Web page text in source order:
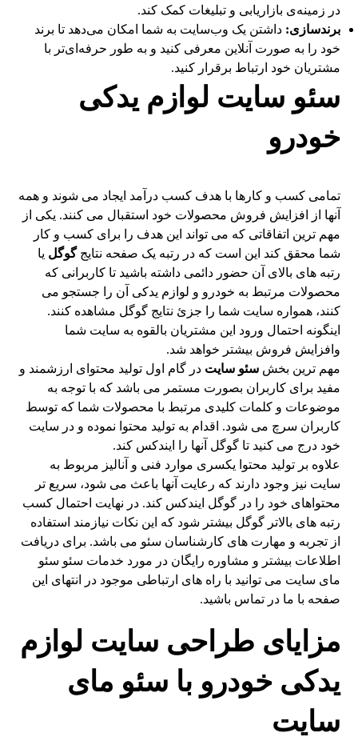
در زمینه‌ی بازاریابی و تبلیغات کمک کند.
برندسازی: داشتن یک وب‌سایت به شما امکان می‌دهد تا برند
خود را به صورت آنلاین معرفی کنید و به طور حرفه‌ای‌تر با
مشتریان خود ارتباط برقرار کنید.
سئو سایت لوازم یدکی
خودرو
تمامی کسب و کارها با هدف کسب درآمد ایجاد می شوند و همه
آنها از افزایش فروش محصولات خود استقبال می کنند. یکی از
مهم ترین اتفاقاتی که می تواند این هدف را برای کسب و کار
شما محقق کند این است که در رتبه یک صفحه نتایجگوگل یا
رتبه های بالای آن حضور دائمی داشته باشید تا کاربرانی که
محصولات مرتبط به خودرو و لوازم یدکی آن را جستجو می
کنند، همواره سایت شما را جزئ نتایج گوگل مشاهده کنند.
اینگونه احتمال ورود این مشتریان بالقوه به سایت شما
وافزایش فروش بیشتر خواهد شد.
مهم ترین بخشسئو سایتدر گام اول تولید محتوای ارزشمند و
مفید برای کاربران بصورت مستمر می باشد که با توجه به
موضوعات و کلمات کلیدی مرتبط با محصولات شما که توسط
کاربران سرچ می شود. اقدام به تولید محتوا نموده و در سایت
خود درج می کنید تا گوگل آنها را ایندکس کند.
علاوه بر تولید محتوا یکسری موارد فنی و آنالیز مربوط به
سایت نیز وجود دارند که رعایت آنها باعث می شود، سریع تر
محتواهای خود را در گوگل ایندکس کند. در نهایت احتمال کسب
رتبه های بالاتر گوگل بیشتر شود که این نکات نیازمند استفاده
از تجربه و مهارت های کارشناسان سئو می باشد. برای دریافت
اطلاعات بیشتر و مشاوره رایگان در مورد خدمات سئو سئو
مای سایت می توانید با راه های ارتباطی موجود در انتهای این
صفحه با ما در تماس باشید.
مزایای طراحی سایت لوازم
یدکی خودرو با سئو مای
سایت